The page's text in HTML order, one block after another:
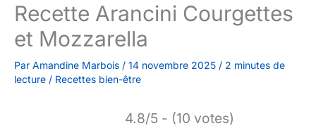
Recette Arancini Courgettes
et Mozzarella
Par Amandine Marbois / 14 novembre 2025 / 2 minutes de
lecture / Recettes bien-être
4.8/5 - (10 votes)